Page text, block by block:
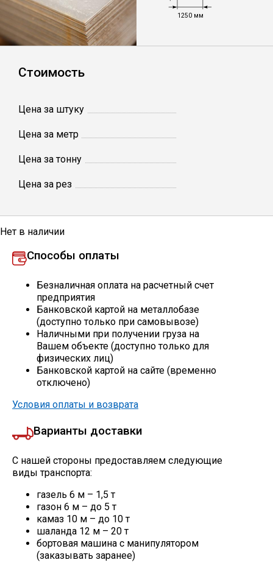
Швеллер
Катанка
Круг
Столбы заборные
Сетка кладочная
Круги абразивные
Электроды
Проволока
Скобо-гибочные изделия
Остальное
Нержавейка
1250 мм
Стоимость
Цена за штуку
Цена за метр
Цена за тонну
Цена за рез
Нет в наличии
Способы оплаты
Безналичная оплата на расчетный счет
предприятия
Банковской картой на металлобазе
(доступно только при самовывозе)
Наличными при получении груза на
Вашем объекте (доступно только для
физических лиц)
Банковской картой на сайте (временно
отключено)
Условия оплаты и возврата
Варианты доставки
С нашей стороны предоставляем следующие
виды транспорта:
газель 6 м – 1,5 т
газон 6 м – до 5 т
камаз 10 м – до 10 т
шаланда 12 м – 20 т
бортовая машина с манипулятором
(заказывать заранее)